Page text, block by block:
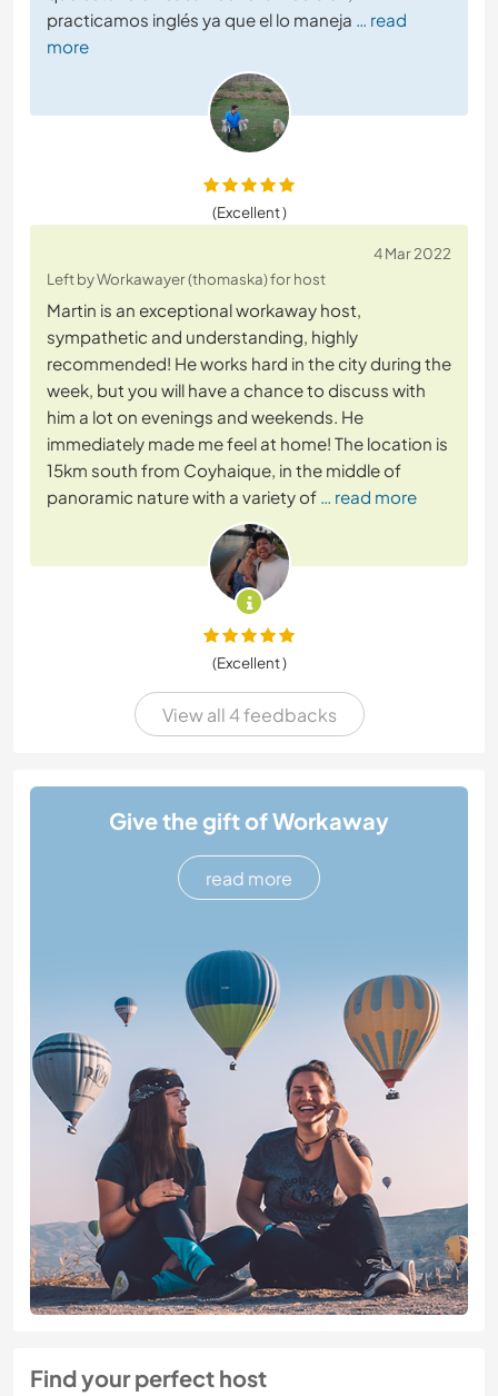
practicamos inglés ya que el lo maneja … read
more
(Excellent )
4 Mar 2022
Left by Workawayer (thomaska) for host
Martin is an exceptional workaway host,
sympathetic and understanding, highly
recommended! He works hard in the city during the
week, but you will have a chance to discuss with
him a lot on evenings and weekends. He
immediately made me feel at home! The location is
15km south from Coyhaique, in the middle of
panoramic nature with a variety of … read more
(Excellent )
View all 4 feedbacks
Give the gift of Workaway
read more
Find your perfect host